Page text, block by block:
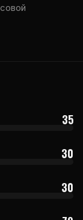
35
30
30